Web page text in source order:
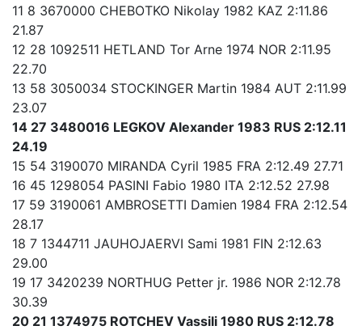
11 8 3670000 CHEBOTKO Nikolay 1982 KAZ 2:11.86
21.87
12 28 1092511 HETLAND Tor Arne 1974 NOR 2:11.95
22.70
13 58 3050034 STOCKINGER Martin 1984 AUT 2:11.99
23.07
14 27 3480016 LEGKOV Alexander 1983 RUS 2:12.11
24.19
15 54 3190070 MIRANDA Cyril 1985 FRA 2:12.49 27.71
16 45 1298054 PASINI Fabio 1980 ITA 2:12.52 27.98
17 59 3190061 AMBROSETTI Damien 1984 FRA 2:12.54
28.17
18 7 1344711 JAUHOJAERVI Sami 1981 FIN 2:12.63
29.00
19 17 3420239 NORTHUG Petter jr. 1986 NOR 2:12.78
30.39
20 21 1374975 ROTCHEV Vassili 1980 RUS 2:12.78